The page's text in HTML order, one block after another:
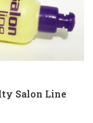
Salon Line